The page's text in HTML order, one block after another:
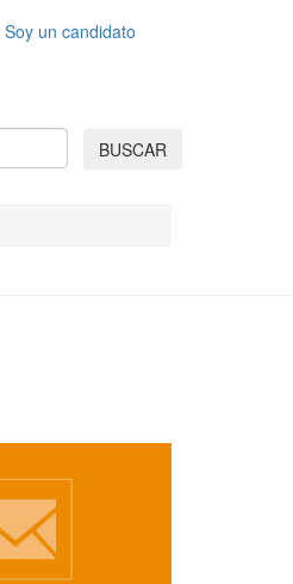
Soy un candidato
BUSCAR